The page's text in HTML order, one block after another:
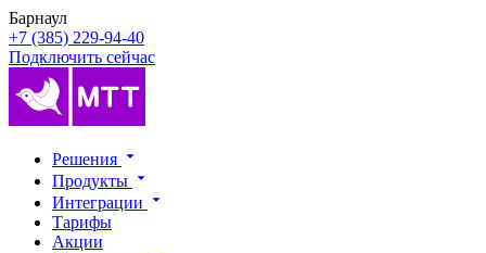
Барнаул
+7 (385) 229-94-40
Подключить сейчас
Решения
Продукты
Интеграции
Тарифы
Акции